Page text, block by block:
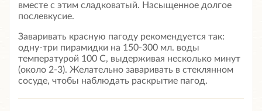
вместе с этим сладковатый. Насыщенное долгое
послевкусие.
Заваривать красную пагоду рекомендуется так:
одну-три пирамидки на 150-300 мл. воды
температурой 100 С, выдерживая несколько минут
(около 2-3). Желательно заваривать в стеклянном
сосуде, чтобы наблюдать раскрытие пагод.